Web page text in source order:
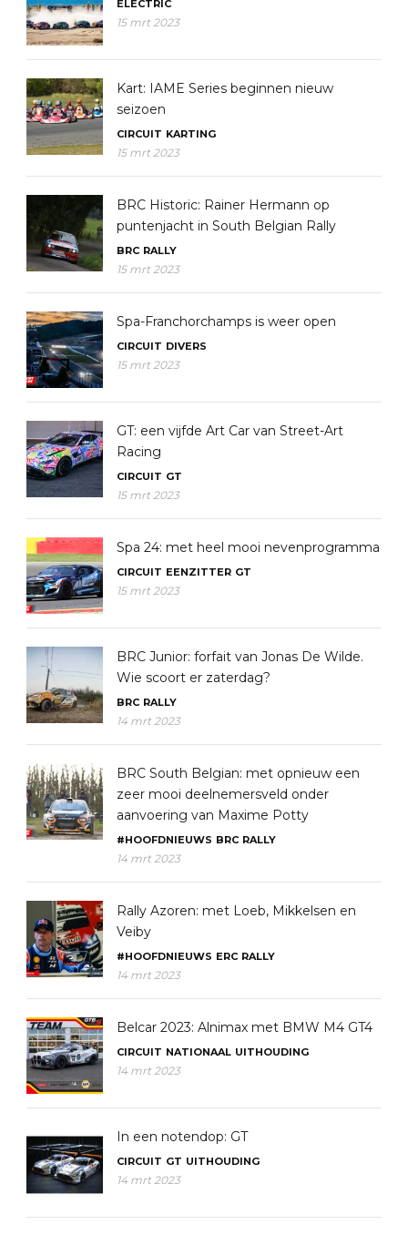
ELECTRIC
15 mrt 2023
Kart: IAME Series beginnen nieuw
seizoen
CIRCUIT KARTING
15 mrt 2023
BRC Historic: Rainer Hermann op
puntenjacht in South Belgian Rally
BRC RALLY
15 mrt 2023
Spa-Franchorchamps is weer open
CIRCUIT DIVERS
15 mrt 2023
GT: een vijfde Art Car van Street-Art
Racing
CIRCUIT GT
15 mrt 2023
Spa 24: met heel mooi nevenprogramma
CIRCUIT EENZITTER GT
15 mrt 2023
BRC Junior: forfait van Jonas De Wilde.
Wie scoort er zaterdag?
BRC RALLY
14 mrt 2023
BRC South Belgian: met opnieuw een
zeer mooi deelnemersveld onder
aanvoering van Maxime Potty
#HOOFDNIEUWS BRC RALLY
14 mrt 2023
Rally Azoren: met Loeb, Mikkelsen en
Veiby
#HOOFDNIEUWS ERC RALLY
14 mrt 2023
Belcar 2023: Alnimax met BMW M4 GT4
CIRCUIT NATIONAAL UITHOUDING
14 mrt 2023
In een notendop: GT
CIRCUIT GT UITHOUDING
14 mrt 2023